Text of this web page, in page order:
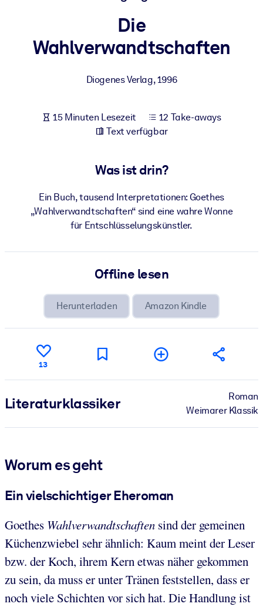
Bauen Sie eine gesunde und resiliente Belegschaft auf.
bessere Lernergebnisse.
Für Unternehmensbibliotheken
vertrauenswürdigem, praxisnahem Business-Wissen.
Nutzen Sie verlässliches, strukturiertes Wissen, um die Ergebnisse
Ihrer KI-Systeme zu optimieren.
Die
Wahlverwandtschaften
Diogenes Verlag,1996
15 Minuten Lesezeit
12 Take-aways
Text verfügbar
Was ist drin?
Ein Buch, tausend Interpretationen: Goethes
„Wahlverwandtschaften“ sind eine wahre Wonne
für Entschlüsselungskünstler.
Offline lesen
Herunterladen Amazon Kindle
13
Literatur­klassiker
Roman
Weimarer Klassik
Worum es geht
Ein vielschichtiger Eheroman
Goethes Wahlverwandtschaften sind der gemeinen
Küchenzwiebel sehr ähnlich: Kaum meint der Leser
bzw. der Koch, ihrem Kern etwas näher gekommen
zu sein, da muss er unter Tränen feststellen, dass er
noch viele Schichten vor sich hat. Die Handlung ist